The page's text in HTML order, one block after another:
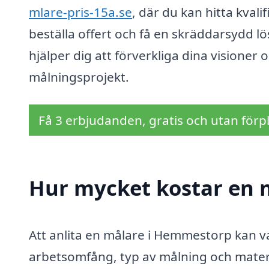
mlare-pris-15a.se, där du kan hitta
beställa offert och få en skräddarsydd
hjälper dig att förverkliga dina visioner
målningsprojekt.
Få 3 erbjudanden, gratis och utan
Hur mycket kostar en
Att anlita en målare i Hemmestorp kan
arbetsomfång, typ av målning och